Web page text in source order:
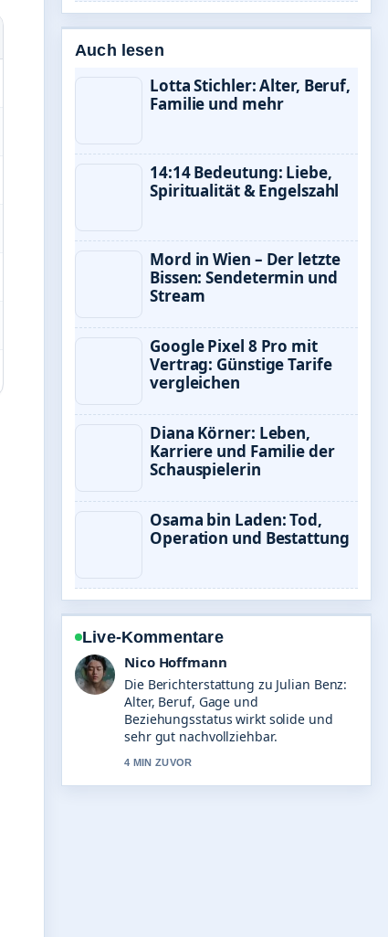
Auch lesen
Lotta Stichler: Alter, Beruf,
Familie und mehr
14:14 Bedeutung: Liebe,
Spiritualität & Engelszahl
Mord in Wien – Der letzte
Bissen: Sendetermin und
Stream
Google Pixel 8 Pro mit
Vertrag: Günstige Tarife
vergleichen
Diana Körner: Leben,
Karriere und Familie der
Schauspielerin
Osama bin Laden: Tod,
Operation und Bestattung
Live-Kommentare
Hannah Weber
Gute Verifikationsarbeit zu Mass
Effect: Alle Spiele, Kontroversen
&#038; Zukunft.... Mehr Medien
sollten so schreiben.
6 MIN ZUVOR